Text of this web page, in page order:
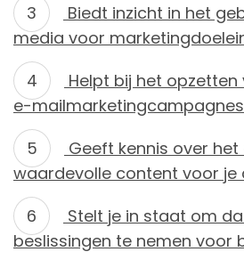
Biedt inzicht in het
media voor
Helpt bij het
e-mailmarketingcampagnes
Geeft kennis over
waardevolle content voor je
Stelt je in staat om
beslissingen te nemen voor